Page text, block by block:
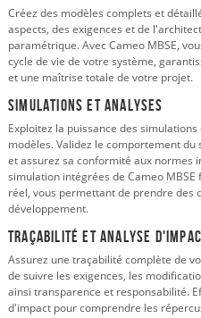
Créez des modèles complets et
aspects, des exigences et de
paramétrique. Avec Cameo MBSE,
cycle de vie de votre système,
et une maîtrise totale de votre projet.
Simulations et analyses
Exploitez la puissance des
modèles. Validez le comportement
et assurez sa conformité aux normes
simulation intégrées de Cameo
réel, vous permettant de prendre des
développement.
Traçabilité et analyse
Assurez une traçabilité complète de
de suivre les exigences, les
ainsi transparence et responsabilité.
d'impact pour comprendre les